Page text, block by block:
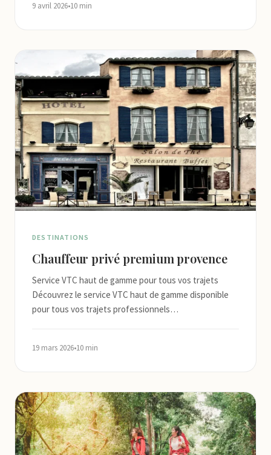
9 avril 2026•10 min
DESTINATIONS
Chauffeur privé premium provence
Service VTC haut de gamme pour tous vos trajets
Découvrez le service VTC haut de gamme disponible
pour tous vos trajets professionnels…
19 mars 2026•10 min